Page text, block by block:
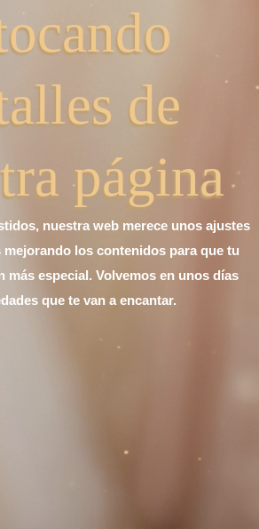
de
página
nuestra web merece unos ajustes
mejorando los contenidos para que tu
más especial. Volvemos en unos días
que te van a encantar.